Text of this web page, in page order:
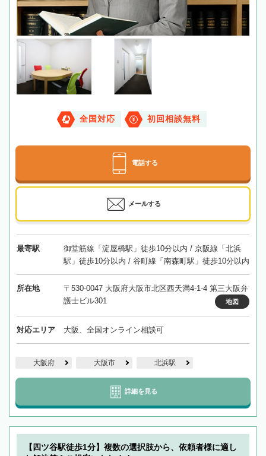
全国対応 初回相談無料
電話する
メールする
最寄駅
御堂筋線「淀屋橋駅」徒歩10分以内 / 京阪線「北浜
駅」徒歩10分以内 / 谷町線「南森町駅」徒歩10分以内
所在地
〒530-0047 大阪府大阪市北区西天満4-1-4 第三大阪弁
護士ビル301
地図
対応エリア 大阪、全国オンライン相談可
大阪府 大阪市 北浜駅
詳細を見る
【四ツ谷駅徒歩1分】複数の選択肢から、依頼者様に適し